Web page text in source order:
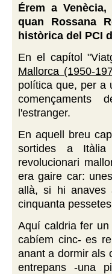
Érem a
quan Rossana
històrica del PCI
En el capítol
Mallorca (1950-
política que, per a
començaments
l'estranger.
En aquell breu
sortides a
revolucionari
era gaire car:
allà, si hi anaves
cinquanta
Aquí caldria fer
cabíem cinc- es
anant a dormir als
entrepans -una